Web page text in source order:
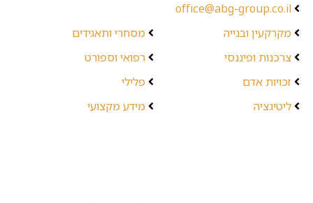
office@abg-group.co.il
מקרקעין ובנייה
צרכנות ופיננסי
זכויות אדם
ליטיגציה
מסחרי ותאגידים
רפואי וספורט
פלילי
מידע מקצועי